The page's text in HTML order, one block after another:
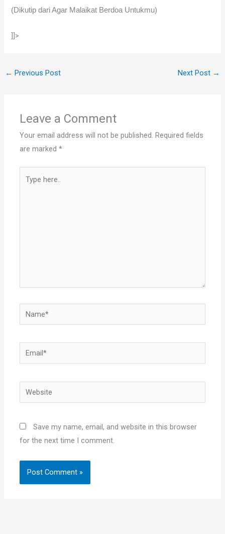
(Dikutip dari Agar Malaikat Berdoa Untukmu)
]]>
← Previous Post Next Post →
Leave a Comment
Your email address will not be published. Required fields
are marked*
here..
Name*
Email*
Website
Save my name, email, and website in this browser
for the next time I comment.